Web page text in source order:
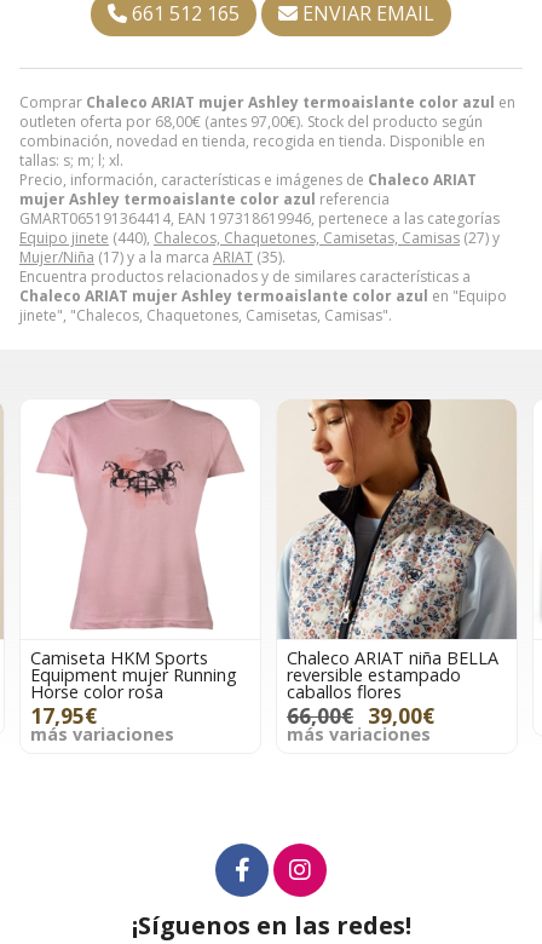
Comprar Chaleco ARIAT mujer Ashley termoaislante color azul en
outleten oferta por 68,00€ (antes 97,00€). Stock del producto según
combinación, novedad en tienda, recogida en tienda. Disponible en
tallas: s; m; l; xl.
Precio, información, características e imágenes de Chaleco ARIAT
mujer Ashley termoaislante color azul referencia
GMART065191364414, EAN 197318619946, pertenece a las categorías
Equipo jinete (440), Chalecos, Chaquetones, Camisetas, Camisas (27) y
Mujer/Niña (17) y a la marca ARIAT (35).
Encuentra productos relacionados y de similares características a
Chaleco ARIAT mujer Ashley termoaislante color azul en "Equipo
jinete", "Chalecos, Chaquetones, Camisetas, Camisas".
661 512 165 ENVIAR EMAIL
Chaleco ARIAT niña BELLA
reversible estampado
caballos flores
66,00€
más variaciones
Impermeable transparente
HKM Sports Equipment
TALLA 164 (12-13 años)
16,95€
¡Síguenos en las redes!